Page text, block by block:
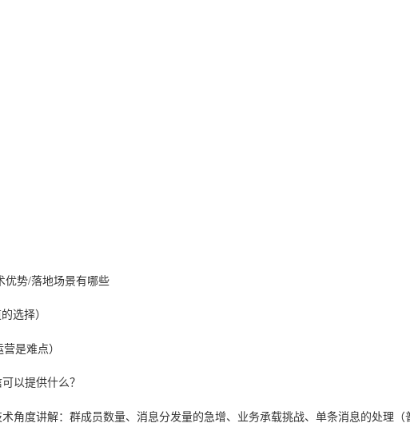
优势/落地场景有哪些
选择）
是难点）
以提供什么？
角度讲解：群成员数量、消息分发量的急增、业务承载挑战、单条消息的处理（